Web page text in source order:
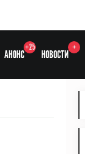
АНОНС
+25
НОВОСТИ
+